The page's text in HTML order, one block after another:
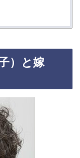
）と嫁